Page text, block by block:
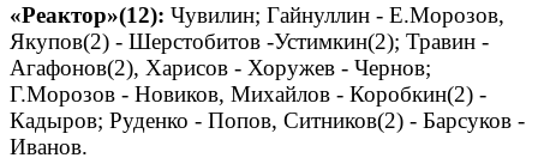
«Реактор»(12): Чувилин; Гайнуллин - Е.Морозов,
Якупов(2) - Шерстобитов -Устимкин(2); Травин -
Агафонов(2), Харисов - Хоружев - Чернов;
Г.Морозов - Новиков, Михайлов - Коробкин(2) -
Кадыров; Руденко - Попов, Ситников(2) - Барсуков -
Иванов.